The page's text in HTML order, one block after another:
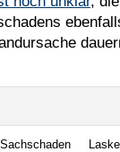
Sachschaden Laske